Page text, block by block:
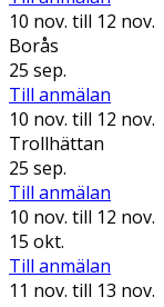
10 nov. till 12 nov.
Borås
25 sep.
Till anmälan
10 nov. till 12 nov.
Trollhättan
25 sep.
Till anmälan
10 nov. till 12 nov.
15 okt.
Till anmälan
11 nov. till 13 nov.